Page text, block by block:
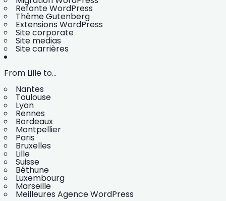
Refonte WordPress
Thème Gutenberg
Extensions WordPress
Site corporate
Site medias
Site carrières
From Lille to...
Nantes
Toulouse
Lyon
Rennes
Bordeaux
Montpellier
Paris
Bruxelles
Lille
Suisse
Béthune
Luxembourg
Marseille
Meilleures Agence WordPress